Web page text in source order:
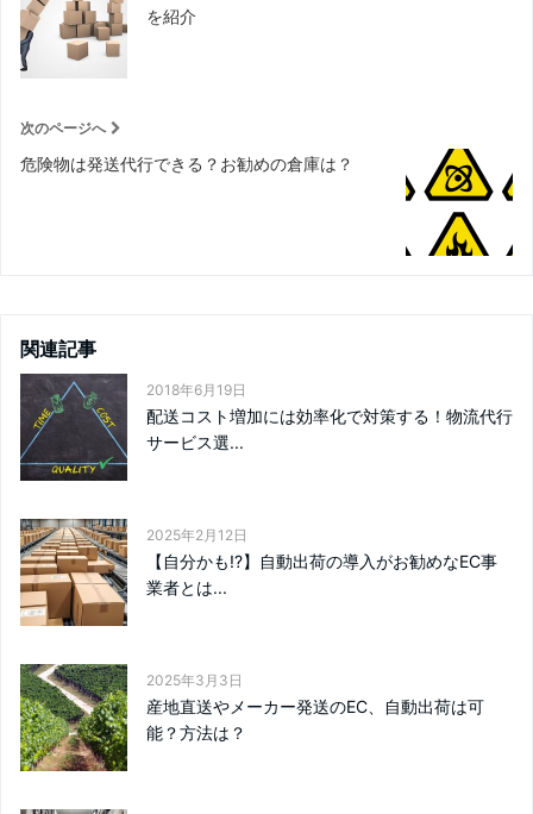
を紹介
次のページへ
危険物は発送代行できる？お勧めの倉庫は？
関連記事
2018年6月19日
配送コスト増加には効率化で対策する！物流代行
サービス選...
2025年2月12日
【自分かも!?】自動出荷の導入がお勧めなEC事
業者とは...
2025年3月3日
産地直送やメーカー発送のEC、自動出荷は可
能？方法は？